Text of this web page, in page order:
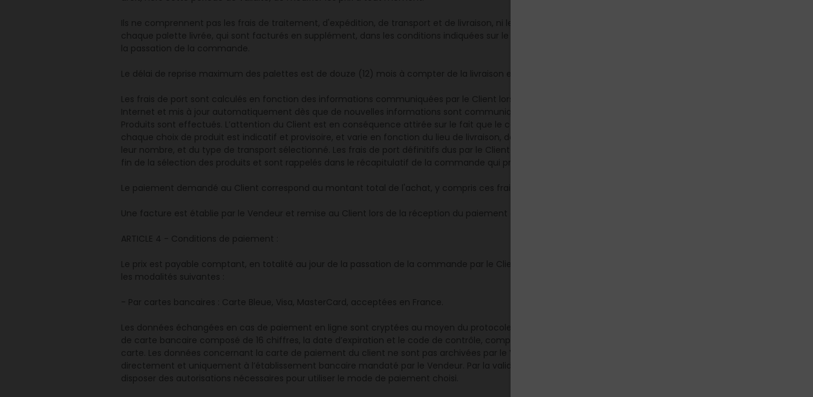
Ils ne comprennent pas les frais de traitement, d'expédition, de transport et de livraison, ni le cas échéant le coût de consignation de
chaque palette livrée, qui sont facturés en supplément, dans les conditions indiquées sur le site internet et calculés préalablement à
la passation de la commande.
Le délai de reprise maximum des palettes est de douze (12) mois à compter de la livraison effective.
Les frais de port sont calculés en fonction des informations communiquées par le Client lors du choix des produits effectué sur le site
Internet et mis à jour automatiquement dès que de nouvelles informations sont communiquées ou que de nouveaux choix de
Produits sont effectués. L’attention du Client est en conséquence attirée sur le fait que le coût du transport indiqué au Client lors de
chaque choix de produit est indicatif et provisoire, et varie en fonction du lieu de livraison, de la nature des articles commandés et de
leur nombre, et du type de transport sélectionné. Les frais de port définitifs dus par le Client sont indiqués dans le panier du Client à la
fin de la sélection des produits et sont rappelés dans le récapitulatif de la commande qui précède la validation.
Le paiement demandé au Client correspond au montant total de l'achat, y compris ces frais.
Une facture est établie par le Vendeur et remise au Client lors de la réception du paiement des Produits commandé.
ARTICLE 4 - Conditions de paiement :
Le prix est payable comptant, en totalité au jour de la passation de la commande par le Client, par voie de paiement sécurisé, selon
les modalités suivantes :
- Par cartes bancaires : Carte Bleue, Visa, MasterCard, acceptées en France.
Les données échangées en cas de paiement en ligne sont cryptées au moyen du protocole « SSL ». Le Client doit renseigner le numéro
de carte bancaire composé de 16 chiffres, la date d’expiration et le code de contrôle, composé de 3 chiffres, figurant au dos de la
carte. Les données concernant la carte de paiement du client ne sont pas archivées par le Vendeur. L’information sécurisée parvient
directement et uniquement à l’établissement bancaire mandaté par le Vendeur. Par la validation de la commande, le Client garantit
disposer des autorisations nécessaires pour utiliser le mode de paiement choisi.